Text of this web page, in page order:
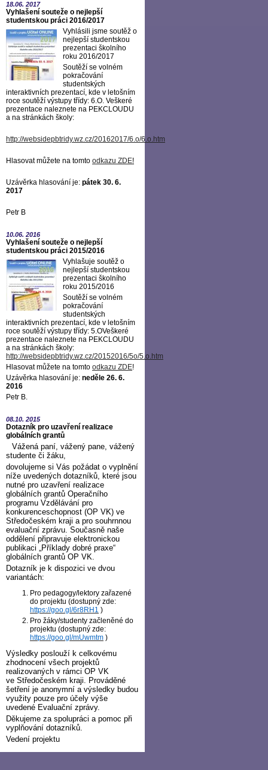
18.06. 2017
Vyhlašení souteže o nejlepší
studentskou práci 2016/2017
Vyhlásili jsme soutěž o
nejlepší studentskou
prezentaci školního
roku 2016/2017
Soutěží se volném
pokračování
studentských
interaktivních prezentací, kde v letošním
roce soutěží výstupy třídy: 6.O. Veškeré
prezentace naleznete na PEKCLOUDU
a na stránkách školy:
http://websidepbtridy.wz.cz/20162017/6.o/6.o.htm
Hlasovat můžete na tomto odkazu ZDE!
Uzávěrka hlasování je: pátek 30. 6.
2017
Petr B
10.06. 2016
Vyhlašení souteže o nejlepší
studentskou práci 2015/2016
Vyhlašuje soutěž o
nejlepší studentskou
prezentaci školního
roku 2015/2016
Soutěží se volném
pokračování
studentských
interaktivních prezentací, kde v letošním
roce soutěží výstupy třídy: 5.OVeškeré
prezentace naleznete na PEKCLOUDU
a na stránkách školy:
http://websidepbtridy.wz.cz/20152016/5o/5.o.htm
Hlasovat můžete na tomto odkazu ZDE!
Uzávěrka hlasování je: neděle 26. 6.
2016
Petr B.
08.10. 2015
Dotazník pro uzavření realizace
globálních grantů
Vážená paní, vážený pane, vážený
studente či žáku,
dovolujeme si Vás požádat o vyplnění
níže uvedených dotazníků, které jsou
nutné pro uzavření realizace
globálních grantů Operačního
programu Vzdělávání pro
konkurenceschopnost (OP VK) ve
Středočeském kraji a pro souhrnnou
evaluační zprávu. Současně naše
oddělení připravuje elektronickou
publikaci „Příklady dobré praxe“
globálních grantů OP VK.
Dotazník je k dispozici ve dvou
variantách:
Pro pedagogy/lektory zařazené
do projektu (dostupný zde:
https://goo.gl/6r8RH1 )
Pro žáky/studenty začleněné do
projektu (dostupný zde:
https://goo.gl/mUwmtm )
Výsledky poslouží k celkovému
zhodnocení všech projektů
realizovaných v rámci OP VK
ve Středočeském kraji. Prováděné
šetření je anonymní a výsledky budou
využity pouze pro účely výše
uvedené Evaluační zprávy.
Děkujeme za spolupráci a pomoc při
vyplňování dotazníků.
Vedení projektu